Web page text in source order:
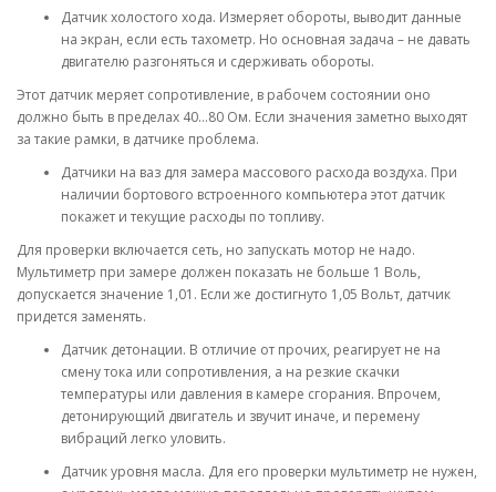
Датчик холостого хода. Измеряет обороты, выводит данные
на экран, если есть тахометр. Но основная задача – не давать
двигателю разгоняться и сдерживать обороты.
Этот датчик меряет сопротивление, в рабочем состоянии оно
должно быть в пределах 40…80 Ом. Если значения заметно выходят
за такие рамки, в датчике проблема.
Датчики на ваз для замера массового расхода воздуха. При
наличии бортового встроенного компьютера этот датчик
покажет и текущие расходы по топливу.
Для проверки включается сеть, но запускать мотор не надо.
Мультиметр при замере должен показать не больше 1 Воль,
допускается значение 1,01. Если же достигнуто 1,05 Вольт, датчик
придется заменять.
Датчик детонации. В отличие от прочих, реагирует не на
смену тока или сопротивления, а на резкие скачки
температуры или давления в камере сгорания. Впрочем,
детонирующий двигатель и звучит иначе, и перемену
вибраций легко уловить.
Датчик уровня масла. Для его проверки мультиметр не нужен,